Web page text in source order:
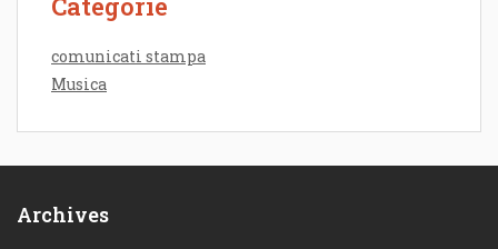
Categorie
comunicati stampa
Musica
Archives